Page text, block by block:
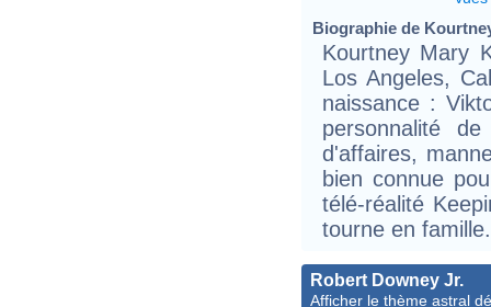
Biographie de
Kourtney Mary
Los Angeles,
naissance :
personnalité
d'affaires,
bien connue
télé-réalité
tourne en famille.
Robert Downey Jr.
Afficher le thème astral